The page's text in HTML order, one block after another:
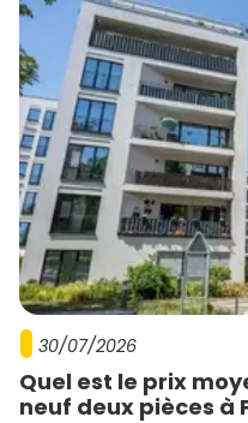
30/07/2026
Quel est le prix
neuf deux pièces à